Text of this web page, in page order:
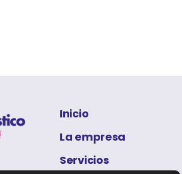
Inicio
La empresa
Servicios